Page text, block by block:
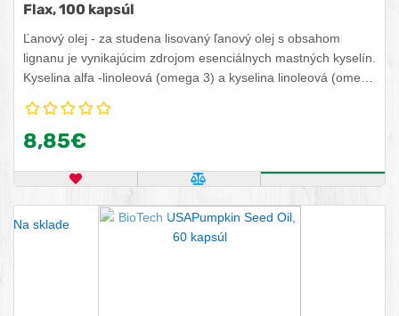
Flax, 100 kapsúl
Ľanový olej - za studena lisovaný ľanový olej s obsahom
lignanu je vynikajúcim zdrojom esenciálnych mastných kyselín.
Kyselina alfa -linoleová (omega 3) a kyselina linoleová (omega
organizmu, ktoré organizmus nie je schopný sám
vyprodukovať.
8,85€
OBĽÚBENÝ PRODUKTPOROVNAŤ PRODUKTZISTITE
Na sklade